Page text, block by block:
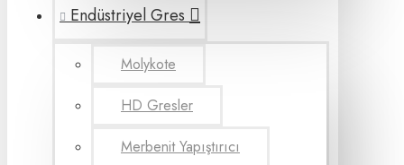
Endüstriyel Gres
Molykote
HD Gresler
Merbenit Yapıştırıcı